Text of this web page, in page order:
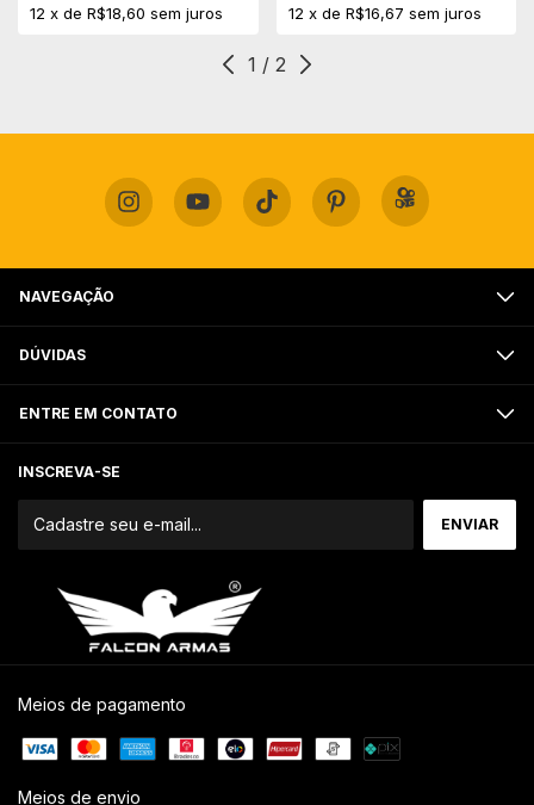
12 x de R$18,60 sem juros 12 x de R$16,67 sem juros
1 / 2
NAVEGAÇÃO
DÚVIDAS
ENTRE EM CONTATO
INSCREVA-SE
Meios de pagamento
Meios de envio